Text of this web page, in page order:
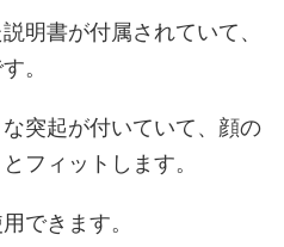
明書が付属されていて、
。
突起が付いていて、顔の
フィットします。
できます。